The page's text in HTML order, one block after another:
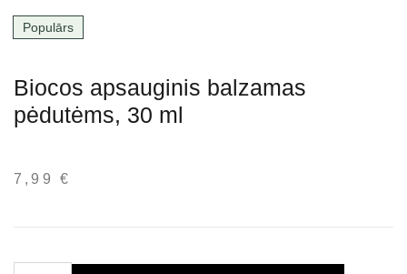
Populārs
Biocos apsauginis balzamas
pėdutėms, 30 ml
7,99 €